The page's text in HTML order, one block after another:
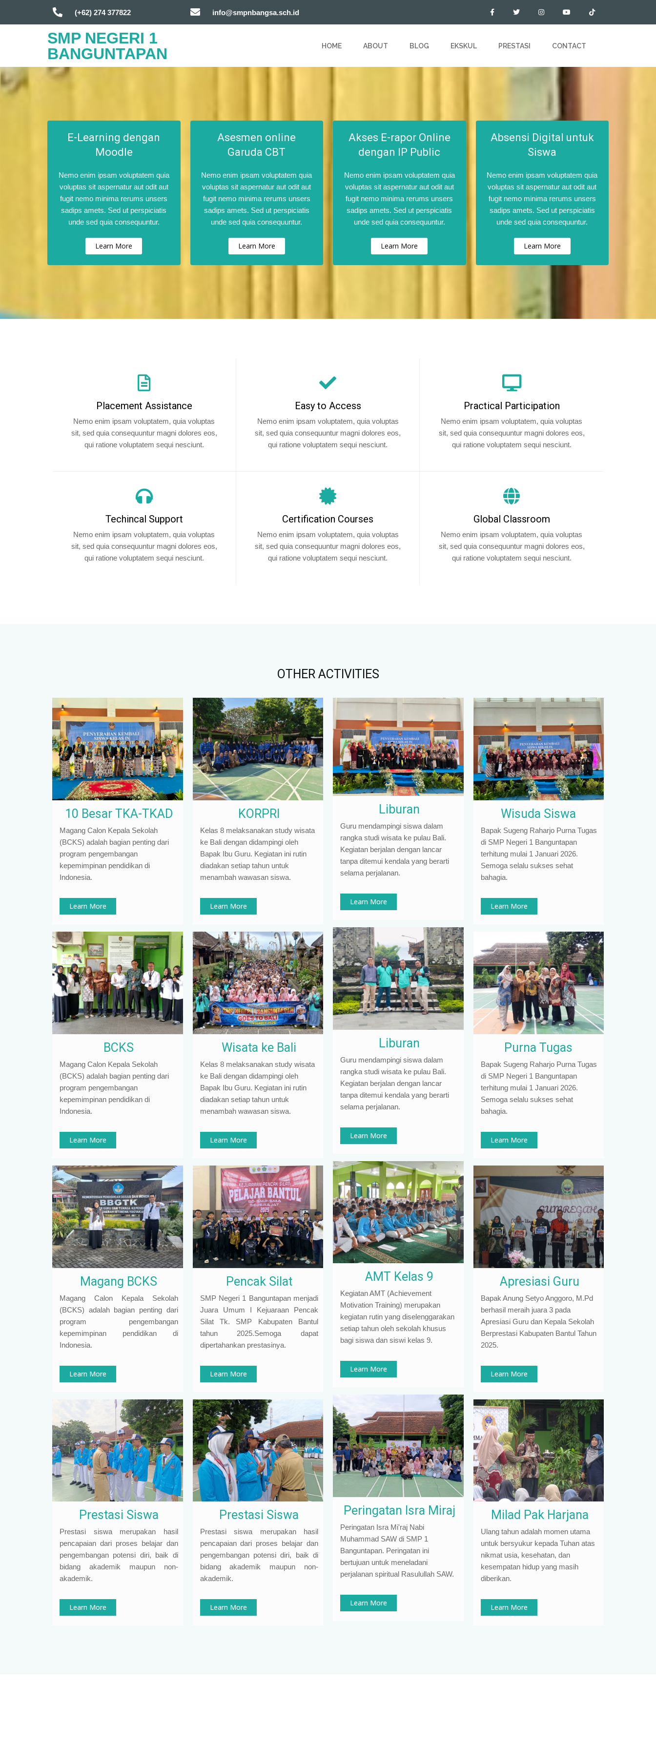
(+62) 274 377822 info@smpnbangsa.sch.id
SMP NEGERI 1
BANGUNTAPAN
HOME ABOUT BLOG EKSKUL PRESTASI CONTACT
E-Learning dengan
Moodle
Nemo enim ipsam voluptatem quia
voluptas sit aspernatur aut odit aut
fugit nemo minima rerums unsers
sadips amets. Sed ut perspiciatis
unde sed quia consequuntur.
Learn More
Asesmen online
Garuda CBT
Nemo enim ipsam voluptatem quia
voluptas sit aspernatur aut odit aut
fugit nemo minima rerums unsers
sadips amets. Sed ut perspiciatis
unde sed quia consequuntur.
Learn More
Akses E-rapor Online
dengan IP Public
Nemo enim ipsam voluptatem quia
voluptas sit aspernatur aut odit aut
fugit nemo minima rerums unsers
sadips amets. Sed ut perspiciatis
unde sed quia consequuntur.
Learn More
Absensi Digital untuk
Siswa
Nemo enim ipsam voluptatem quia
voluptas sit aspernatur aut odit aut
fugit nemo minima rerums unsers
sadips amets. Sed ut perspiciatis
unde sed quia consequuntur.
Learn More
Placement Assistance
Nemo enim ipsam voluptatem, quia voluptas
sit, sed quia consequuntur magni dolores eos,
qui ratione voluptatem sequi nesciunt.
Easy to Access
Nemo enim ipsam voluptatem, quia voluptas
sit, sed quia consequuntur magni dolores eos,
qui ratione voluptatem sequi nesciunt.
Practical Participation
Nemo enim ipsam voluptatem, quia voluptas
sit, sed quia consequuntur magni dolores eos,
qui ratione voluptatem sequi nesciunt.
Techincal Support
Nemo enim ipsam voluptatem, quia voluptas
sit, sed quia consequuntur magni dolores eos,
qui ratione voluptatem sequi nesciunt.
Certification Courses
Nemo enim ipsam voluptatem, quia voluptas
sit, sed quia consequuntur magni dolores eos,
qui ratione voluptatem sequi nesciunt.
Global Classroom
Nemo enim ipsam voluptatem, quia voluptas
sit, sed quia consequuntur magni dolores eos,
qui ratione voluptatem sequi nesciunt.
OTHER ACTIVITIES
10 Besar TKA-TKAD
Magang Calon Kepala Sekolah
(BCKS) adalah bagian penting dari
program pengembangan
kepemimpinan pendidikan di
Indonesia.
Learn More
BCKS
Magang Calon Kepala Sekolah
(BCKS) adalah bagian penting dari
program pengembangan
kepemimpinan pendidikan di
Indonesia.
Learn More
Magang BCKS
Magang Calon Kepala Sekolah
(BCKS) adalah bagian penting dari
program pengembangan
kepemimpinan pendidikan di
Indonesia.
Learn More
Prestasi Siswa
Prestasi siswa merupakan hasil
pencapaian dari proses belajar dan
pengembangan potensi diri, baik di
bidang akademik maupun non-
akademik.
Learn More
KORPRI
Kelas 8 melaksanakan study wisata
ke Bali dengan didampingi oleh
Bapak Ibu Guru. Kegiatan ini rutin
diadakan setiap tahun untuk
menambah wawasan siswa.
Learn More
Wisata ke Bali
Kelas 8 melaksanakan study wisata
ke Bali dengan didampingi oleh
Bapak Ibu Guru. Kegiatan ini rutin
diadakan setiap tahun untuk
menambah wawasan siswa.
Learn More
Pencak Silat
SMP Negeri 1 Banguntapan menjadi
Juara Umum I Kejuaraan Pencak
Silat Tk. SMP Kabupaten Bantul
tahun 2025.Semoga dapat
dipertahankan prestasinya.
Learn More
Prestasi Siswa
Prestasi siswa merupakan hasil
pencapaian dari proses belajar dan
pengembangan potensi diri, baik di
bidang akademik maupun non-
akademik.
Learn More
Liburan
Guru mendampingi siswa dalam
rangka studi wisata ke pulau Bali.
Kegiatan berjalan dengan lancar
tanpa ditemui kendala yang berarti
selama perjalanan.
Learn More
Liburan
Guru mendampingi siswa dalam
rangka studi wisata ke pulau Bali.
Kegiatan berjalan dengan lancar
tanpa ditemui kendala yang berarti
selama perjalanan.
Learn More
AMT Kelas 9
Kegiatan AMT (Achievement
Motivation Training) merupakan
kegiatan rutin yang diselenggarakan
setiap tahun oleh sekolah khusus
bagi siswa dan siswi kelas 9.
Learn More
Peringatan Isra Miraj
Peringatan Isra Mi'raj Nabi
Muhammad SAW di SMP 1
Banguntapan. Peringatan ini
bertujuan untuk meneladani
perjalanan spiritual Rasulullah SAW.
Learn More
Wisuda Siswa
Bapak Sugeng Raharjo Purna Tugas
di SMP Negeri 1 Banguntapan
terhitung mulai 1 Januari 2026.
Semoga selalu sukses sehat
bahagia.
Learn More
Purna Tugas
Bapak Sugeng Raharjo Purna Tugas
di SMP Negeri 1 Banguntapan
terhitung mulai 1 Januari 2026.
Semoga selalu sukses sehat
bahagia.
Learn More
Apresiasi Guru
Bapak Anung Setyo Anggoro, M.Pd
berhasil meraih juara 3 pada
Apresiasi Guru dan Kepala Sekolah
Berprestasi Kabupaten Bantul Tahun
2025.
Learn More
Milad Pak Harjana
Ulang tahun adalah momen utama
untuk bersyukur kepada Tuhan atas
nikmat usia, kesehatan, dan
kesempatan hidup yang masih
diberikan.
Learn More